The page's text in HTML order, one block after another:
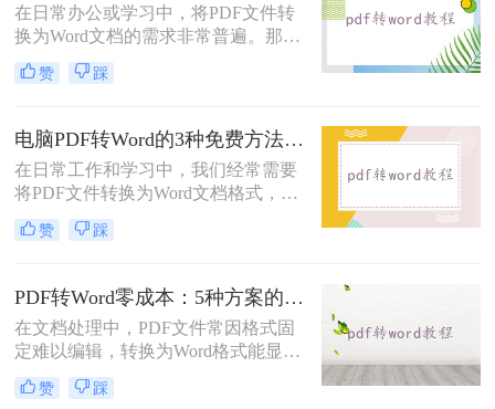
成转换。
在日常办公或学习中，将PDF文件转
换为Word文档的需求非常普遍。那么
pdf怎么免费转换成word文档呢？本文
将重点介绍三种免费且无需专业技能
题。
赞 踩
电脑PDF转Word的3种免费方法实测：含效果对比与适用场景说明！
在日常工作和学习中，我们经常需要
将PDF文件转换为Word文档格式，以
便进行编辑和修改。那么电脑pdf怎么
转word文档格式免费呢？本文将介绍
现PDF到Word的转换。
赞 踩
PDF转Word零成本：5种方案的成本、速度、精度对比！
在文档处理中，PDF文件常因格式固
定难以编辑，转换为Word格式能显著
提升工作效率。然而，市面上许多转
换工具需付费或存在隐私风险，那么
赞 踩